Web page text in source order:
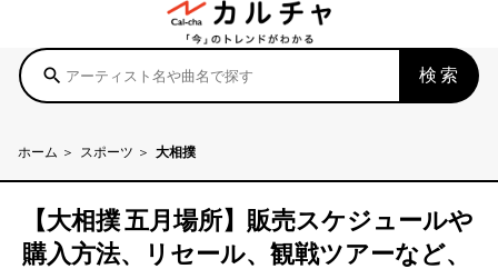
search 検索
ホーム スポーツ 大相撲
【大相撲 五月場所】販売スケジュールや
購入方法、リセール、観戦ツアーなど、